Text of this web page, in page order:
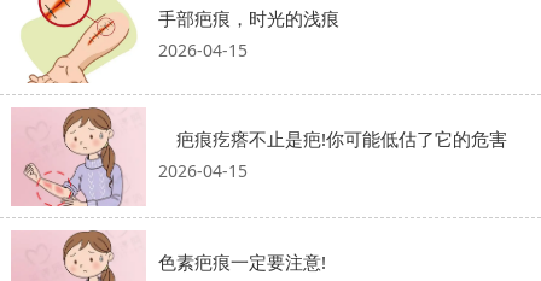
手部疤痕，时光的浅痕
2026-04-15
疤痕疙瘩不止是疤!你可能低估了它的危害
2026-04-15
色素疤痕一定要注意!